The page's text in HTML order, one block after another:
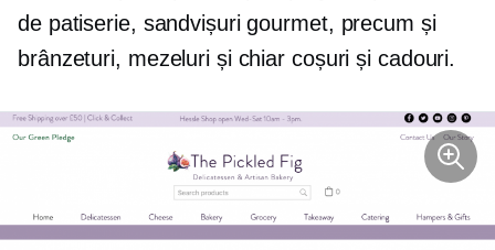
de patiserie, sandvișuri gourmet, precum și
brânzeturi, mezeluri și chiar coșuri și cadouri.